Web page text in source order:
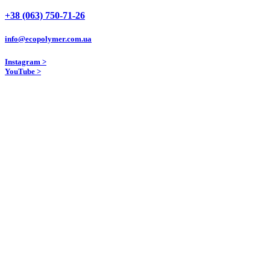
+38 (063) 750-71-26
info@ecopolymer.com.ua
Instagram >
YouTube >